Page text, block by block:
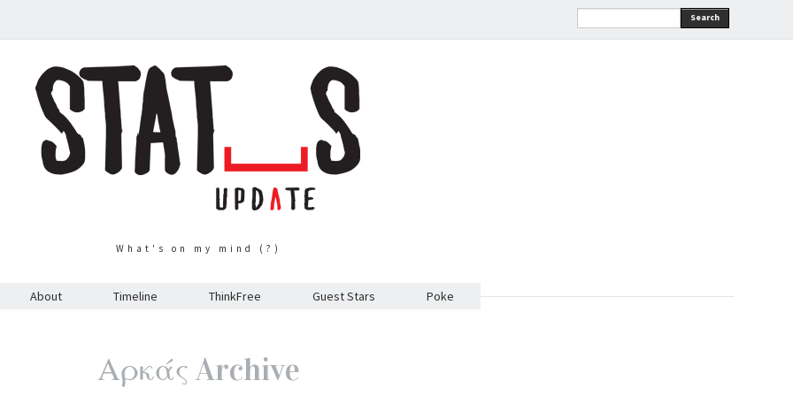
Search
What's on my mind (?)
About Timeline ThinkFree Guest Stars Poke
Αρκάς Archive